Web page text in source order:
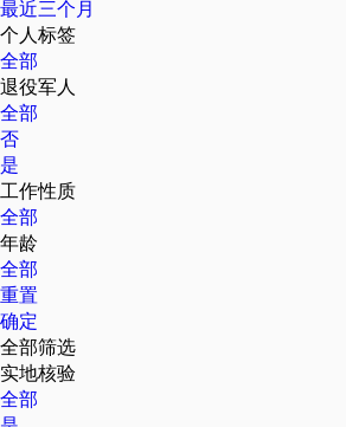
最近三个月
个人标签
全部
退役军人
全部
否
是
工作性质
全部
年龄
全部
重置
确定
全部筛选
实地核验
全部